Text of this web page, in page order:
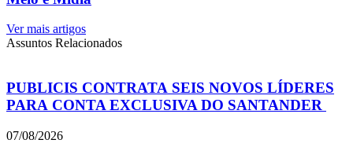
Ver mais artigos
Assuntos Relacionados
PUBLICIS CONTRATA SEIS NOVOS LÍDERES
PARA CONTA EXCLUSIVA DO SANTANDER
07/08/2026